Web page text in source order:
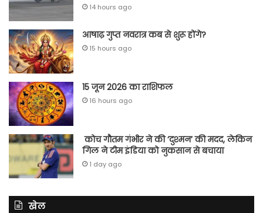
14 hours ago
आषाढ़ गुप्त नवरात्र कब से शुरू होंगे?
15 hours ago
15 जून 2026 का राशिफल
16 hours ago
कोच गौतम गंभीर ने की ‘दुश्मन’ की मदद, लेकिन
गिल ने टीम इंडिया को नुकसान से बचाया
1 day ago
खेल